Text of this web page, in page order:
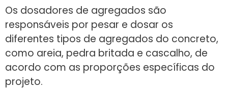
Os dosadores de agregados são
responsáveis por pesar e dosar os
diferentes tipos de agregados do concreto,
como areia, pedra britada e cascalho, de
acordo com as proporções específicas do
projeto.